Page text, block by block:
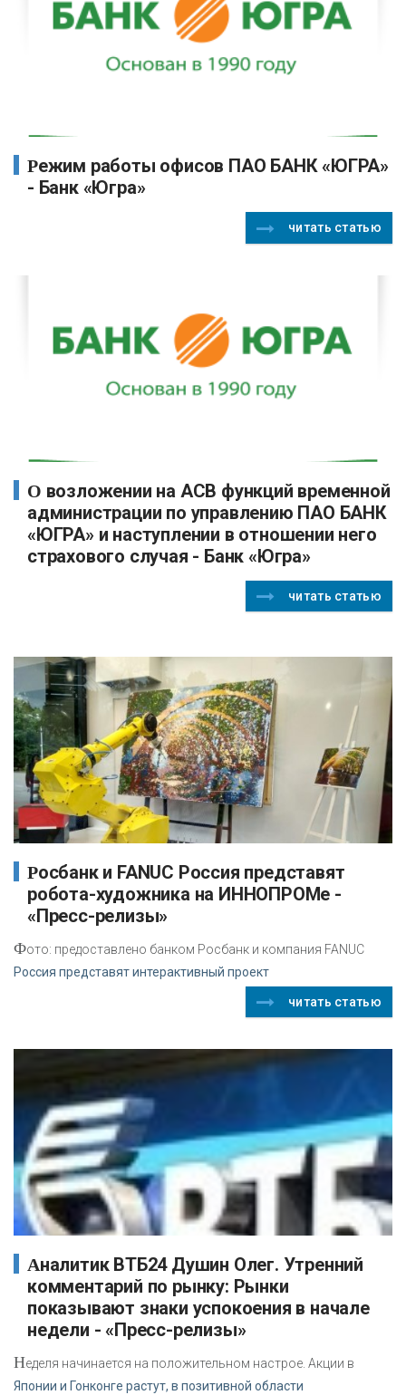
Режим работы офисов ПАО БАНК «ЮГРА»
- Банк «Югра»
читать статью
О возложении на АСВ функций временной
администрации по управлению ПАО БАНК
«ЮГРА» и наступлении в отношении него
страхового случая - Банк «Югра»
читать статью
Росбанк и FANUC Россия представят
робота-художника на ИННОПРОМе -
«Пресс-релизы»
Фото: предоставлено банком Росбанк и компания FANUC
Россия представят интерактивный проект
читать статью
Аналитик ВТБ24 Душин Олег. Утренний
комментарий по рынку: Рынки
показывают знаки успокоения в начале
недели - «Пресс-релизы»
Неделя начинается на положительном настрое. Акции в
Японии и Гонконге растут, в позитивной области